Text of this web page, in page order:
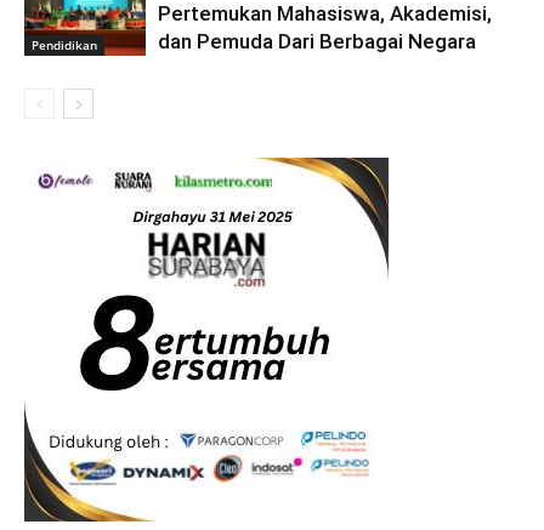
Pendidikan
Pertemukan Mahasiswa, Akademisi,
dan Pemuda Dari Berbagai Negara